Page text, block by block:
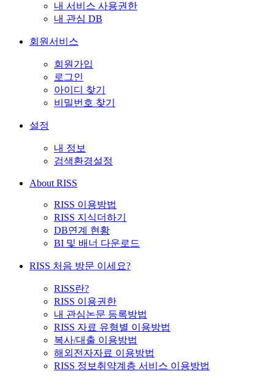
내 서비스 사용권한
내 관심 DB
회원서비스
회원가입
로그인
아이디 찾기
비밀번호 찾기
설정
내 정보
검색환경설정
About RISS
RISS 이용방법
RISS 지식더하기
DB연계 현황
BI 및 배너 다운로드
RISS 처음 방문 이세요?
RISS란?
RISS 이용권한
내 관심논문 등록방법
RISS 자료 유형별 이용방법
복사/대출 이용방법
해외전자자료 이용방법
RISS 정보취약계층 서비스 이용방법